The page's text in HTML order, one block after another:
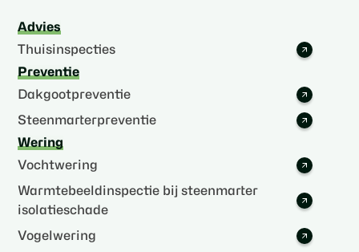
Advies
Thuisinspecties
Preventie
Dakgootpreventie
Steenmarterpreventie
Wering
Vochtwering
Warmtebeeldinspectie bij steenmarter
isolatieschade
Vogelwering